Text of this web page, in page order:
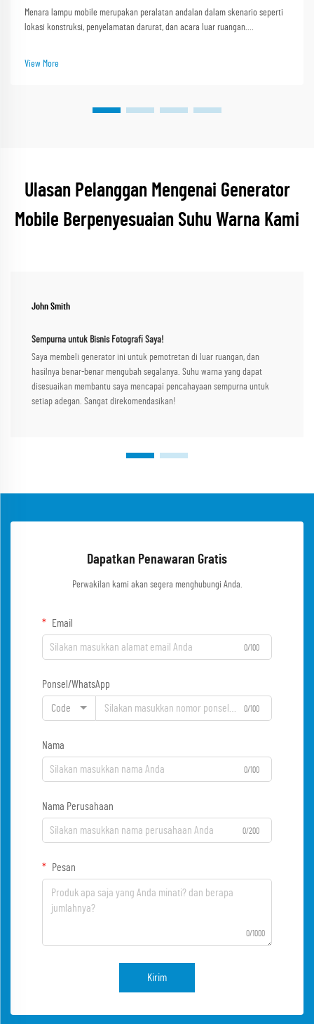
Menara lampu mobile merupakan peralatan andalan dalam skenario seperti
lokasi konstruksi, penyelamatan darurat, dan acara luar ruangan.
View More
Ulasan Pelanggan Mengenai Generator
Mobile Berpenyesuaian Suhu Warna Kami
John Smith
Sempurna untuk Bisnis Fotografi Saya!
Saya membeli generator ini untuk pemotretan di luar ruangan, dan
hasilnya benar-benar mengubah segalanya. Suhu warna yang dapat
disesuaikan membantu saya mencapai pencahayaan sempurna untuk
setiap adegan. Sangat direkomendasikan!
Dapatkan Penawaran Gratis
Perwakilan kami akan segera menghubungi Anda.
Email
0/100
Ponsel/WhatsApp
Code 0/100
Nama
0/100
Nama Perusahaan
0/200
Pesan
0/1000
Kirim